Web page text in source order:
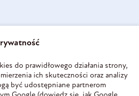
do prawidłowego działania strony,
ich skuteczności oraz analizy
być udostępniane partnerom